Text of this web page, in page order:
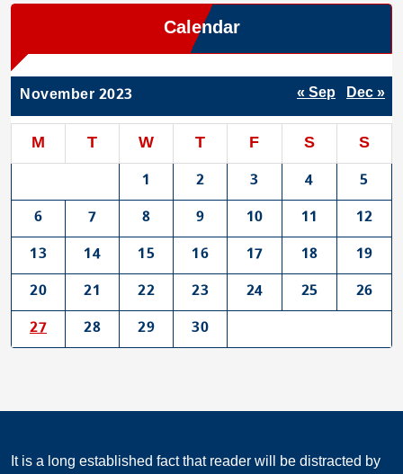
Calendar
November 2023
M T W T F S S
1 2 3 4
5
6
7 8 9 10 11
12
13
14 15 16 17 18
19
20
21 22 23 24 25
26
27
28 29 30
« Sep Dec »
It is a long established fact that reader will be distracted by